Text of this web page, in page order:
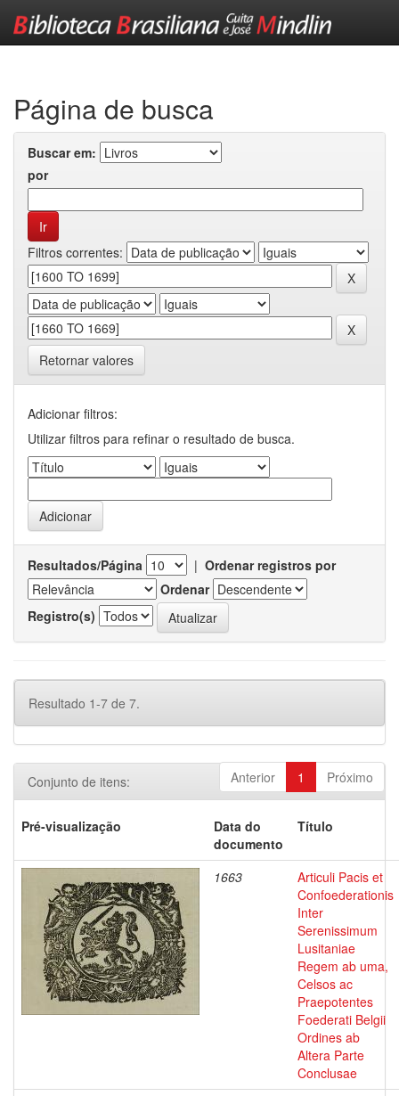
Página de busca
Buscar em:
por
Filtros correntes:
Retornar valores
Adicionar filtros:
Utilizar filtros para refinar o resultado de busca.
Resultados/Página | Ordenar registros por
Ordenar
Registro(s)
Resultado 1-7 de 7.
Anterior 1 Próximo
Conjunto de itens:
Pré-visualização
Data do
documento
Título
1663
Articuli Pacis et
Confoederationis
Inter
Serenissimum
Lusitaniae
Regem ab uma,
Celsos ac
Praepotentes
Foederati Belgii
Ordines ab
Altera Parte
Conclusae